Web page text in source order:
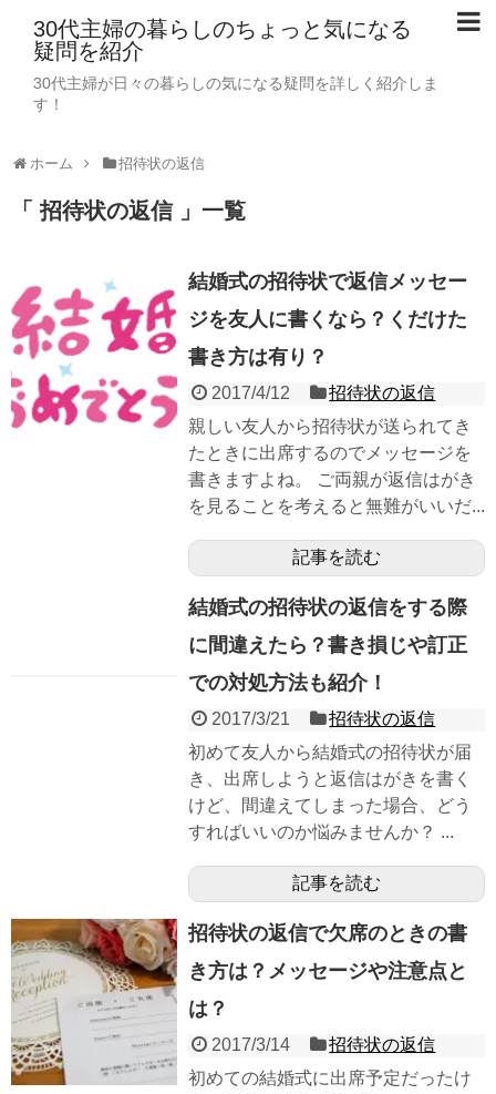
30代主婦の暮らしのちょっと気になる
疑問を紹介
30代主婦が日々の暮らしの気になる疑問を詳しく紹介しま
す！
ホーム 招待状の返信
「 招待状の返信 」一覧
結婚式の招待状で返信メッセー
ジを友人に書くなら？くだけた
書き方は有り？
2017/4/12
招待状の返信
親しい友人から招待状が送られてき
たときに出席するのでメッセージを
書きますよね。 ご両親が返信はがき
を見ることを考えると無難がいいだ...
記事を読む
結婚式の招待状の返信をする際
に間違えたら？書き損じや訂正
での対処方法も紹介！
2017/3/21
招待状の返信
初めて友人から結婚式の招待状が届
き、出席しようと返信はがきを書く
けど、間違えてしまった場合、どう
すればいいのか悩みませんか？ ...
記事を読む
招待状の返信で欠席のときの書
き方は？メッセージや注意点と
は？
2017/3/14
招待状の返信
初めての結婚式に出席予定だったけ